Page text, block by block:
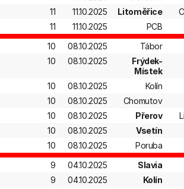
11
11.10.2025 Litoměřice
11
11.10.2025 PCB
10
08.10.2025 Tábor
10
08.10.2025
Frýdek-
Místek
10 08.10.2025 Kolín
10
08.10.2025 Chomutov
10
08.10.2025 Přerov
10
08.10.2025 Vsetín
10
08.10.2025 Poruba
9
04.10.2025 Slavia
9
04.10.2025 Kolín